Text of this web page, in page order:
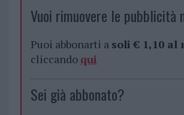
Vuoi rimuovere le pubblicità
Puoi abbonarti a soli € 1,10 al
cliccando qui
Sei già abbonato?